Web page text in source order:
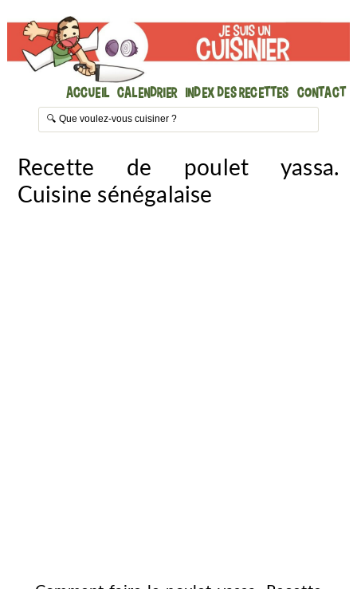
Accueil Calendrier Index des recettes Contact
Recette de poulet yassa.
Cuisine sénégalaise